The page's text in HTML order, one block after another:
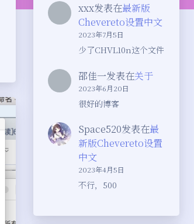
xxx发表在最新版
Chevereto设置中文
2023年7月5日
少了CHVL10n这个文件
邵佳一发表在关于
2023年6月20日
很好的博客
Space520发表在最
新版Chevereto设置
中文
2023年4月5日
不行，500